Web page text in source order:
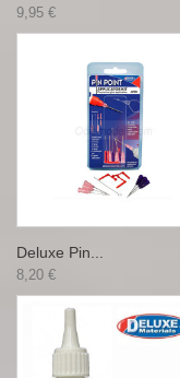
9,95 €
Deluxe Pin...
8,20 €